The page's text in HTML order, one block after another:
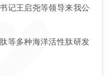
记王启尧等领导来我公
等多种海洋活性肽研发